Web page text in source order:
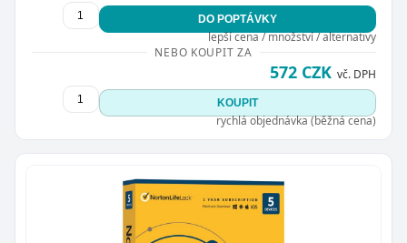
DO POPTÁVKY
lepší cena / množství / alternativy
NEBO KOUPIT ZA
572 CZK vč. DPH
KOUPIT
rychlá objednávka (běžná cena)